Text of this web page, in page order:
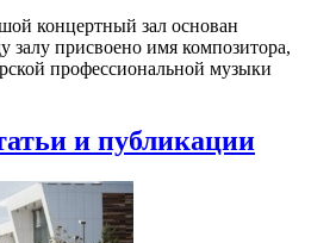
концертный зал основан
залу присвоено имя композитора,
профессиональной музыки
и публикации